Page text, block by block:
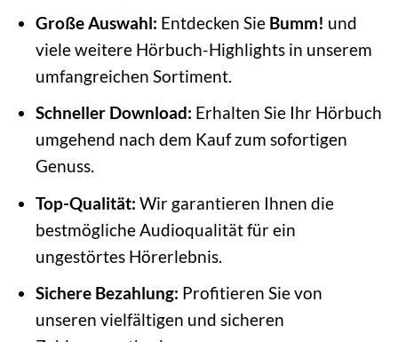
Große Auswahl: Entdecken Sie Bumm! und
viele weitere Hörbuch-Highlights in unserem
umfangreichen Sortiment.
Schneller Download: Erhalten Sie Ihr Hörbuch
umgehend nach dem Kauf zum sofortigen
Genuss.
Top-Qualität: Wir garantieren Ihnen die
bestmögliche Audioqualität für ein
ungestörtes Hörerlebnis.
Sichere Bezahlung: Profitieren Sie von
unseren vielfältigen und sicheren